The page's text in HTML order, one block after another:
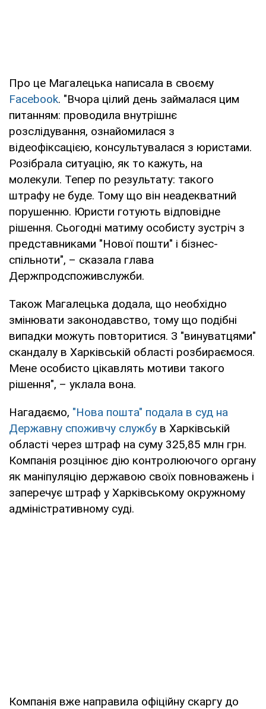
Про це Магалецька написала в своєму
Facebook. "Вчора цілий день займалася цим
питанням: проводила внутрішнє
розслідування, ознайомилася з
відеофіксацією, консультувалася з юристами.
Розібрала ситуацію, як то кажуть, на
молекули. Тепер по результату: такого
штрафу не буде. Тому що він неадекватний
порушенню. Юристи готують відповідне
рішення. Сьогодні матиму особисту зустріч з
представниками "Нової пошти" і бізнес-
спільноти", – сказала глава
Держпродспоживслужби.
Також Магалецька додала, що необхідно
змінювати законодавство, тому що подібні
випадки можуть повторитися. З "винуватцями"
скандалу в Харківській області розбираємося.
Мене особисто цікавлять мотиви такого
рішення", – уклала вона.
Нагадаємо, "Нова пошта" подала в суд на
Державну споживчу службу в Харківській
області через штраф на суму 325,85 млн грн.
Компанія розцінює дію контролюючого органу
як маніпуляцію державою своїх повноважень і
заперечує штраф у Харківському окружному
адміністративному суді.
Компанія вже направила офіційну скаргу до